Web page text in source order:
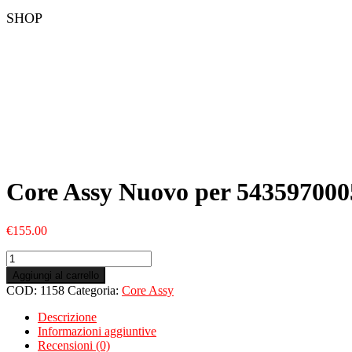
SHOP
Core Assy Nuovo per
€155.00
Core
Assy
Nuovo
per
54359700055
quantità
Aggiungi al carrello
COD: 1158 Categoria: Core Assy
Descrizione
Informazioni aggiuntive
Recensioni (0)